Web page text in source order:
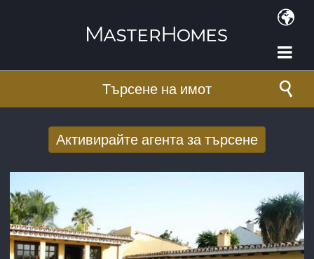
Търсене на имот
Активирайте агента за търсене
търсенето по имейл